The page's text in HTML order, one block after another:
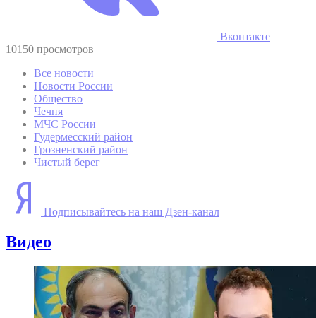
Вконтакте
10150 просмотров
Все новости
Новости России
Общество
Чечня
МЧС России
Гудермесский район
Грозненский район
Чистый берег
Подписывайтесь на наш Дзен-канал
Видео